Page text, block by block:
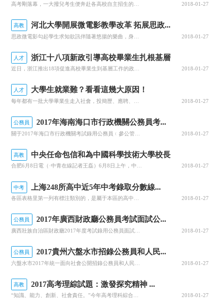
2018-01-27
高教 河北大學開展微電影教學改革 拓展思政...
思政微電影勾起學生求知欲訊伴隨著悠揚的樂曲，身著禮服的大學生簇擁著自己的指導教師如明星般走過紅毯，在展牌上鄭重簽上自己的名字。日前，作為河北大學思政課實踐環節教育教學改革活動之一，“繁星獎”思政課微電影節頒獎典禮舉行，給校園帶來了歡樂。思政課如何對大學生更具親和力、吸引力，提高思政教育的針對性和有效... 2018-01-27
人才 浙江十八項新政引導高校畢業生扎根基層
2018-01-27
人才 大學生就業難？看看這幾大原因！
2018-01-27
公務員 2017年海南海口市行政機關公務員考...
關于2017年海口市行政機關考試錄用公務員﹙參公管理工作人員﹚進入面試人選資格復審的通知2017年海南省考試錄用公務員﹙參公管理工作人員﹚筆試工作已結束，省人力資源和社會保障廳和省公務員局劃定報考海口市行政機關招錄單位的考生筆試綜合成績及筆試合格分數線，我局將對進入面試的人員進行資格復審。現將有關事... 2018-01-27
高教 中央任命包信和為中國科學技術大學校長
合肥6月8日電（·中青在線記者王磊）6月8日上午，中國科學技術大學舉行全校教授干部大會。中共中央組織部干部三局局長趙凡宣布了中共中央、國務院關于包信和同志擔任中國科學技術大學校長的決定。中國科學院院長白春禮，安徽省委副書記信長星，安徽省委常委、常務副省長、省委組織部部長鄧向陽出席會議。中國科大黨委書... 2018-01-27
中考 上海248所高中近5年中考錄取分數線...
2018-01-27
公務員 2017年廣西財政廳公務員考試面試公...
廣西壯族自治區財政廳2017年度考試錄用公務員面試公告根據《廣西壯族自治區2017年度考試錄用公務員公告》的有關規定，現將廣西壯族自治區財政廳2017年考試錄用公務員面試有關事項公告如下：一、面試(一)面試人員名單根據自治區公務員主管部門劃定的2017年考試錄用公務員公共科目筆試合格分數線和規定比例... 2018-01-27
公務員 2017貴州六盤水市招錄公務員和人民...
2018-01-27
高教 2017高考理綜試題：激發探究精神 ...
2018-01-27